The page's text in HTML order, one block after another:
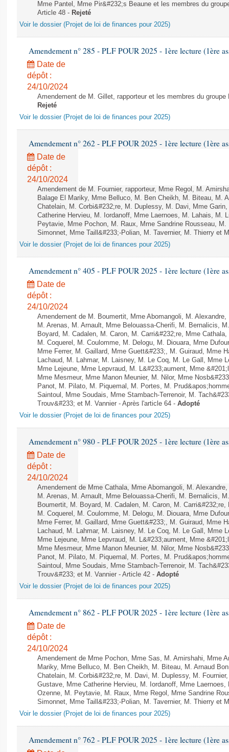
Mme Pantel, Mme Pir&#232;s Beaune et les membres du
Article 48 - Rejeté
Voir le dossier (Projet de loi de finances pour 2025)
Amendement n° 285 - PLF POUR 2025 - 1ère lecture (1ère
Date de
dépôt :
24/10/2024
Amendement de M. Gillet, rapporteur et les membres du
Rejeté
Voir le dossier (Projet de loi de finances pour 2025)
Amendement n° 262 - PLF POUR 2025 - 1ère lecture (1ère
Date de
dépôt :
24/10/2024
Amendement de M. Fournier, rapporteur, Mme Regol, M.
Balage El Mariky, Mme Belluco, M. Ben Cheikh, M. Biteau, M.
Chatelain, M. Corbi&#232;re, M. Duplessy, M. Davi, Mme
Catherine Hervieu, M. Iordanoff, Mme Laernoes, M. Lahais, M.
Peytavie, Mme Pochon, M. Raux, Mme Sandrine Rousseau,
Simonnet, Mme Taill&#233;-Polian, M. Tavernier, M. Thierry et
Voir le dossier (Projet de loi de finances pour 2025)
Amendement n° 405 - PLF POUR 2025 - 1ère lecture (1ère
Date de
dépôt :
24/10/2024
Amendement de M. Boumertit, Mme Abomangoli, M.
M. Arenas, M. Arnault, Mme Belouassa-Cherifi, M. Bernalicis,
Boyard, M. Cadalen, M. Caron, M. Carri&#232;re, Mme
M. Coquerel, M. Coulomme, M. Delogu, M. Diouara, Mme
Mme Ferrer, M. Gaillard, Mme Guett&#233;, M. Guiraud, Mme
Lachaud, M. Lahmar, M. Laisney, M. Le Coq, M. Le Gall, Mme
Mme Lejeune, Mme Lepvraud, M. L&#233;aument, Mme
Mme Mesmeur, Mme Manon Meunier, M. Nilor, Mme
Panot, M. Pilato, M. Piquemal, M. Portes, M.
Saintoul, Mme Soudais, Mme Stambach-Terrenoir, M.
Trouv&#233; et M. Vannier - Après l'article 64 - Adopté
Voir le dossier (Projet de loi de finances pour 2025)
Amendement n° 980 - PLF POUR 2025 - 1ère lecture (1ère
Date de
dépôt :
24/10/2024
Amendement de Mme Cathala, Mme Abomangoli, M.
M. Arenas, M. Arnault, Mme Belouassa-Cherifi, M. Bernalicis,
Boumertit, M. Boyard, M. Cadalen, M. Caron, M.
M. Coquerel, M. Coulomme, M. Delogu, M. Diouara, Mme
Mme Ferrer, M. Gaillard, Mme Guett&#233;, M. Guiraud, Mme
Lachaud, M. Lahmar, M. Laisney, M. Le Coq, M. Le Gall, Mme
Mme Lejeune, Mme Lepvraud, M. L&#233;aument, Mme
Mme Mesmeur, Mme Manon Meunier, M. Nilor, Mme
Panot, M. Pilato, M. Piquemal, M. Portes, M.
Saintoul, Mme Soudais, Mme Stambach-Terrenoir, M.
Trouv&#233; et M. Vannier - Article 42 - Adopté
Voir le dossier (Projet de loi de finances pour 2025)
Amendement n° 862 - PLF POUR 2025 - 1ère lecture (1ère
Date de
dépôt :
24/10/2024
Amendement de Mme Pochon, Mme Sas, M. Amirshahi, Mme
Mariky, Mme Belluco, M. Ben Cheikh, M. Biteau, M. Arnaud
Chatelain, M. Corbi&#232;re, M. Davi, M. Duplessy, M.
Gustave, Mme Catherine Hervieu, M. Iordanoff, Mme
Ozenne, M. Peytavie, M. Raux, Mme Regol, Mme Sandrine
Simonnet, Mme Taill&#233;-Polian, M. Tavernier, M. Thierry et
Voir le dossier (Projet de loi de finances pour 2025)
Amendement n° 762 - PLF POUR 2025 - 1ère lecture (1ère